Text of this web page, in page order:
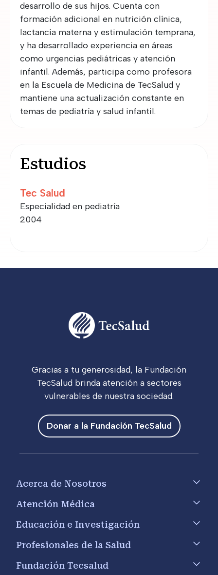
desarrollo de sus hijos. Cuenta con
formación adicional en nutrición clínica,
lactancia materna y estimulación temprana,
y ha desarrollado experiencia en áreas
como urgencias pediátricas y atención
infantil. Además, participa como profesora
en la Escuela de Medicina de TecSalud y
mantiene una actualización constante en
temas de pediatría y salud infantil.
Estudios
Tec Salud
Especialidad en pediatría
2004
Gracias a tu generosidad, la Fundación
TecSalud brinda atención a sectores
vulnerables de nuestra sociedad.
Donar a la Fundación TecSalud
Acerca de Nosotros
Atención Médica
Educación e Investigación
Profesionales de la Salud
Fundación Tecsalud